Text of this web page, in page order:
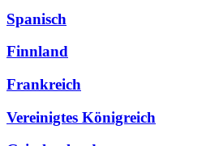
Spanisch
Finnland
Frankreich
Vereinigtes Königreich